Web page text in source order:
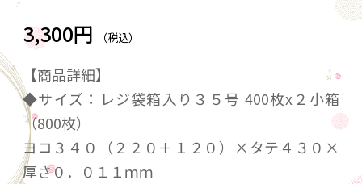
3,300円 （税込）
【商品詳細】
◆サイズ：レジ袋箱入り３５号 400枚x２小箱
（800枚）
ヨコ３４０（２２０＋１２０）×タテ４３０×
厚さ０．０１１ｍｍ